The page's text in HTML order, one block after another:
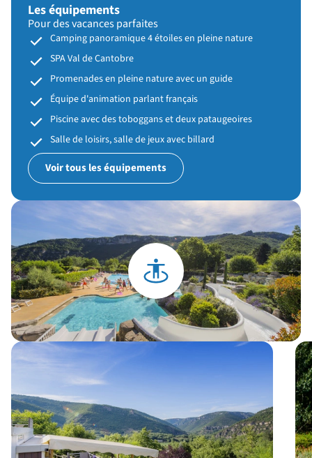
Les équipements
Pour des vacances parfaites
Camping panoramique 4 étoiles en pleine nature
SPA Val de Cantobre
Promenades en pleine nature avec un guide
Équipe d'animation parlant français
Piscine avec des toboggans et deux pataugeoires
Salle de loisirs, salle de jeux avec billard
Voir tous les équipements